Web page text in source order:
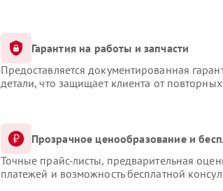
Гарантия на работы и запчасти
Предоставляется документированная
детали, что защищает клиента от
Прозрачное ценообразование и
Точные прайс-листы, предварительная
платежей и возможность бесплатной